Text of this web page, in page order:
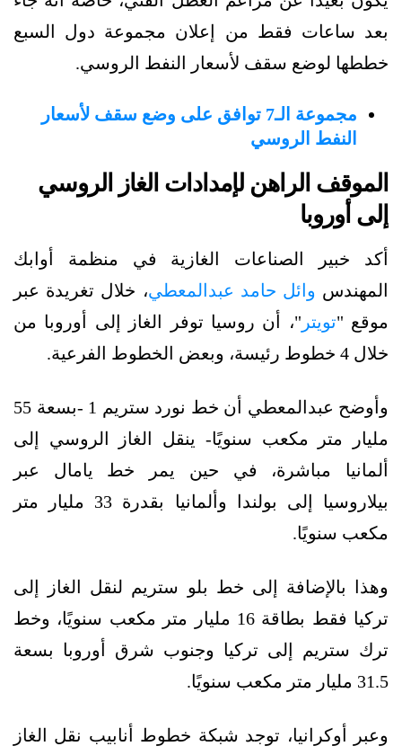
بعد ساعات فقط من إعلان مجموعة دول السبع
خططها لوضع سقف لأسعار النفط الروسي.
مجموعة الـ7 توافق على وضع سقف لأسعار
النفط الروسي
الموقف الراهن لإمدادات الغاز الروسي
إلى أوروبا
أكد خبير الصناعات الغازية في منظمة أوابك
المهندس وائل حامد عبدالمعطي، خلال تغريدة عبر
موقع "تويتر "، أن روسيا توفر الغاز إلى أوروبا من
خلال 4 خطوط رئيسة، وبعض الخطوط الفرعية.
وأوضح عبدالمعطي أن خط نورد ستريم 1 -بسعة 55
مليار متر مكعب سنويًا- ينقل الغاز الروسي إلى
ألمانيا مباشرة، في حين يمر خط يامال عبر
بيلاروسيا إلى بولندا وألمانيا بقدرة 33 مليار متر
مكعب سنويًا.
وهذا بالإضافة إلى خط بلو ستريم لنقل الغاز إلى
تركيا فقط بطاقة 16 مليار متر مكعب سنويًا، وخط
ترك ستريم إلى تركيا وجنوب شرق أوروبا بسعة
31.5 مليار متر مكعب سنويًا.
وعبر أوكرانيا، توجد شبكة خطوط أنابيب نقل الغاز